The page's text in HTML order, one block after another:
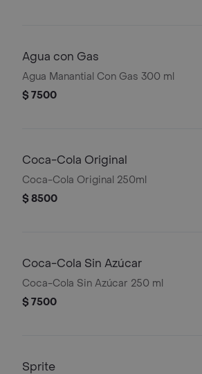
Agua con Gas
Agua Manantial Con Gas 300 ml
$ 7500
Coca-Cola Original
Coca-Cola Original 250ml
$ 8500
Coca-Cola Sin Azúcar
Coca-Cola Sin Azúcar 250 ml
$ 7500
Sprite